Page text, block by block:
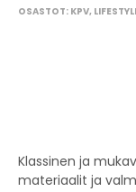
OSASTOT: KPV,
Klassinen ja
materiaalit ja